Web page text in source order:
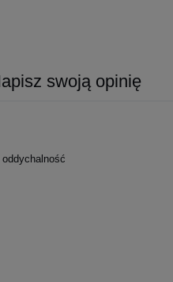
swoją opinię
oddychalność